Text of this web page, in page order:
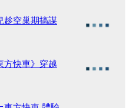
空巢期搞謀
快車》穿越